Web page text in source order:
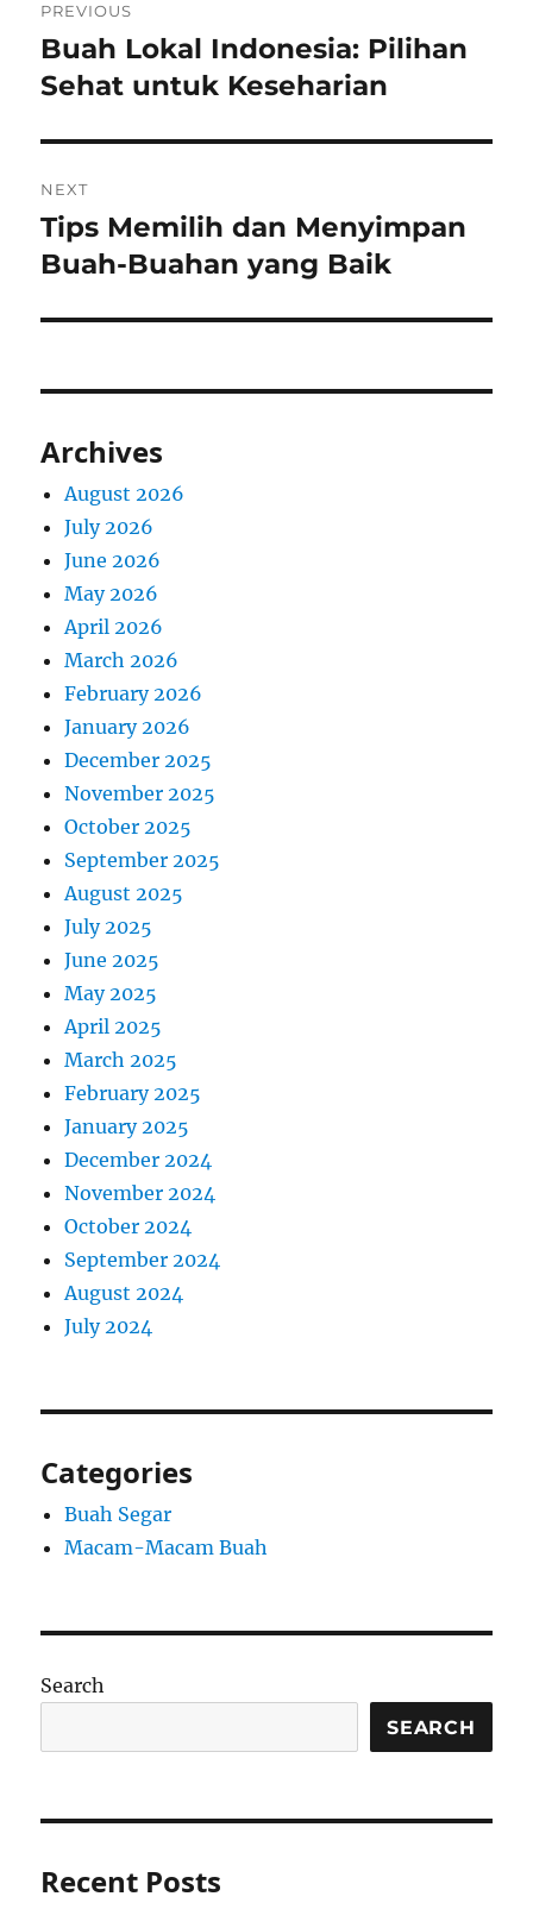
navigation
PREVIOUS
Previous
post:
Buah Lokal Indonesia: Pilihan
Sehat untuk Keseharian
NEXT
Next
post:
Tips Memilih dan Menyimpan
Buah-Buahan yang Baik
Archives
August 2026
July 2026
June 2026
May 2026
April 2026
March 2026
February 2026
January 2026
December 2025
November 2025
October 2025
September 2025
August 2025
July 2025
June 2025
May 2025
April 2025
March 2025
February 2025
January 2025
December 2024
November 2024
October 2024
September 2024
August 2024
July 2024
Categories
Buah Segar
Macam-Macam Buah
Search
SEARCH
Recent Posts